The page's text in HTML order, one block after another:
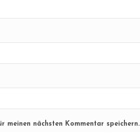
meinen nächsten Kommentar speichern.